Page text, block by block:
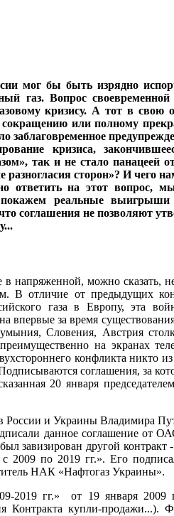
мог бы быть изрядно
газ. Вопрос
кризису. А тот в
сокращению или полному
заблаговременное
кризиса,
так и не стало панацеей
разногласия сторон»? И чего
ответить на этот вопрос,
реальные
соглашения не позволяют
напряженной, можно сказать,
В отличие от предыдущих
газа в Европу, эта
за время
Словения, Австрия
на экранах
конфликта
соглашения, за
20 января
России и Украины
данное соглашение от
завизирован другой
по 2019 гг.». Его
НАК «Нафтогаз Украины».
2019 гг.» от 19 января
купли-продажи...).